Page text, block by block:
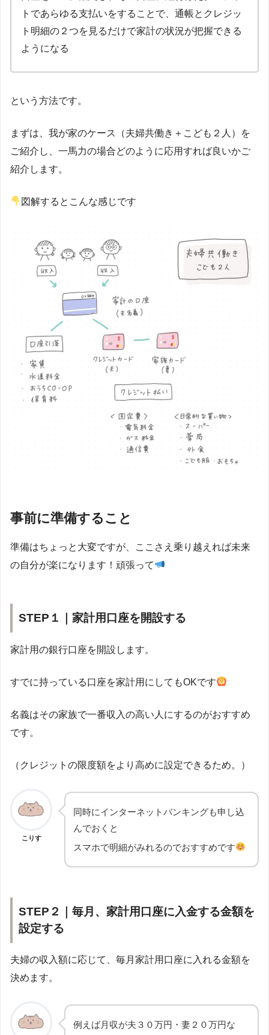
トであらゆる支払いをすることで、通帳とクレジッ
ト明細の２つを見るだけで家計の状況が把握できる
ようになる
という方法です。
まずは、我が家のケース（夫婦共働き＋こども２人）を
ご紹介し、一馬力の場合どのように応用すれば良いかご
紹介します。
図解するとこんな感じです
事前に準備すること
準備はちょっと大変ですが、ここさえ乗り越えれば未来
の自分が楽になります！頑張って
STEP１｜家計用口座を開設する
家計用の銀行口座を開設します。
すでに持っている口座を家計用にしてもOKです
名義はその家族で一番収入の高い人にするのがおすすめ
です。
（クレジットの限度額をより高めに設定できるため。）
こりす
同時にインターネットバンキングも申し込
んでおくと
スマホで明細がみれるのでおすすめです
STEP２｜毎月、家計用口座に入金する金額を
設定する
夫婦の収入額に応じて、毎月家計用口座に入れる金額を
決めます。
例えば月収が夫３０万円・妻２０万円な